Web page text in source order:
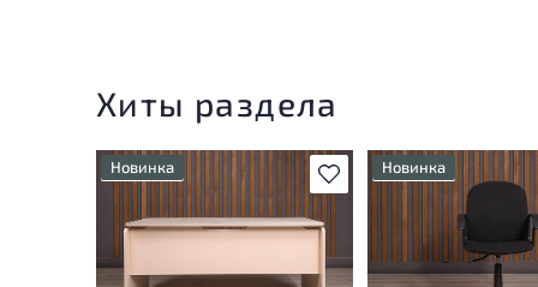
Хиты раздела
В избранное
Новинка
приближено к новому, могут
присутствовать
незначительные следы
эксплуатации
Новинка
Состояние товара
приближено к
присутствовать
незначительные
эксплуатации